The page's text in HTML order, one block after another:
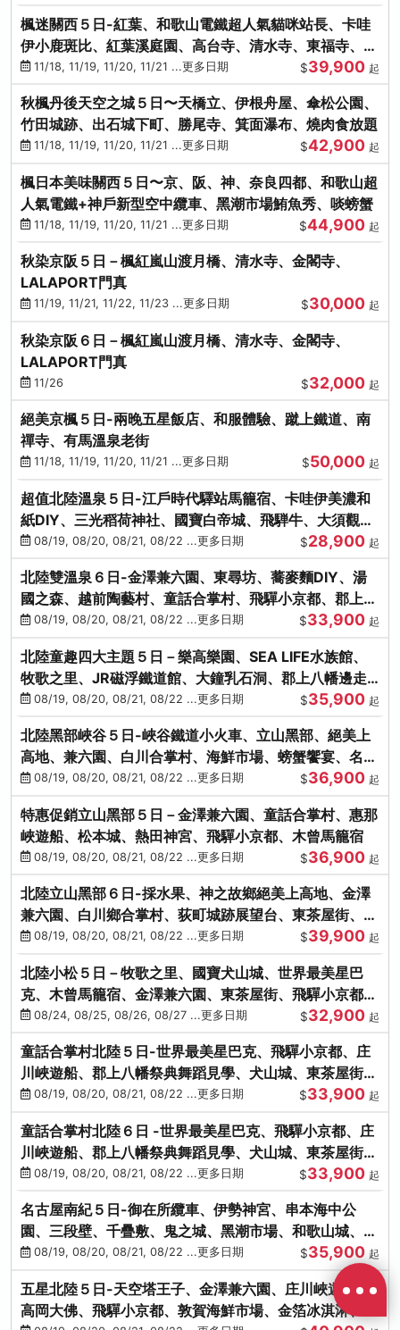
楓迷關西５日-紅葉、和歌山電鐵超人氣貓咪站長、卡哇
伊小鹿斑比、紅葉溪庭園、高台寺、清水寺、東福寺、伊
勢龍蝦+和牛
11/18, 11/19, 11/20, 11/21 ...更多日期 $39,900 起
秋楓丹後天空之城５日〜天橋立、伊根舟屋、傘松公園、
竹田城跡、出石城下町、勝尾寺、箕面瀑布、燒肉食放題
11/18, 11/19, 11/20, 11/21 ...更多日期 $42,900 起
楓日本美味關西５日〜京、阪、神、奈良四都、和歌山超
人氣電鐵+神戶新型空中纜車、黑潮市場鮪魚秀、啖螃蟹
11/18, 11/19, 11/20, 11/21 ...更多日期 $44,900 起
秋染京阪５日－楓紅嵐山渡月橋、清水寺、金閣寺、
LALAPORT門真
11/19, 11/21, 11/22, 11/23 ...更多日期 $30,000 起
秋染京阪６日－楓紅嵐山渡月橋、清水寺、金閣寺、
LALAPORT門真
11/26 $32,000 起
絕美京楓５日-兩晚五星飯店、和服體驗、蹴上鐵道、南
禪寺、有馬溫泉老街
11/18, 11/19, 11/20, 11/21 ...更多日期 $50,000 起
超值北陸溫泉５日-江戶時代驛站馬籠宿、卡哇伊美濃和
紙DIY、三光稻荷神社、國寶白帝城、飛騨牛、大須觀音
街、下呂溫泉
08/19, 08/20, 08/21, 08/22 ...更多日期 $28,900 起
北陸雙溫泉６日-金澤兼六園、東尋坊、蕎麥麵DIY、湯
國之森、越前陶藝村、童話合掌村、飛驒小京都、郡上八
幡08/19, 08/20, 08/21, 08/22 ...更多日期 $33,900 起
北陸童趣四大主題５日－樂高樂園、SEA LIFE水族館、
牧歌之里、JR磁浮鐵道館、大鐘乳石洞、郡上八幡邊走
邊吃08/19, 08/20, 08/21, 08/22 ...更多日期 $35,900 起
北陸黑部峽谷５日-峽谷鐵道小火車、立山黑部、絕美上
高地、兼六園、白川合掌村、海鮮市場、螃蟹饗宴、名湯
雙溫泉
08/19, 08/20, 08/21, 08/22 ...更多日期 $36,900 起
特惠促銷立山黑部５日－金澤兼六園、童話合掌村、惠那
峽遊船、松本城、熱田神宮、飛驒小京都、木曾馬籠宿
08/19, 08/20, 08/21, 08/22 ...更多日期 $36,900 起
北陸立山黑部６日-採水果、神之故鄉絕美上高地、金澤
兼六園、白川鄉合掌村、荻町城跡展望台、東茶屋街、名
花之里絢爛花海
08/19, 08/20, 08/21, 08/22 ...更多日期 $39,900 起
北陸小松５日－牧歌之里、國寶犬山城、世界最美星巴
克、木曾馬籠宿、金澤兼六園、東茶屋街、飛驒小京都、
白川鄉合掌村
08/24, 08/25, 08/26, 08/27 ...更多日期 $32,900 起
童話合掌村北陸５日-世界最美星巴克、飛驒小京都、庄
川峽遊船、郡上八幡祭典舞蹈見學、犬山城、東茶屋街、
松葉蟹、金箔冰淇淋
08/19, 08/20, 08/21, 08/22 ...更多日期 $33,900 起
童話合掌村北陸６日 -世界最美星巴克、飛驒小京都、庄
川峽遊船、郡上八幡祭典舞蹈見學、犬山城、東茶屋街、
松葉蟹、金箔冰淇淋
08/19, 08/20, 08/21, 08/22 ...更多日期 $33,900 起
名古屋南紀５日-御在所纜車、伊勢神宮、串本海中公
園、三段壁、千疊敷、鬼之城、黑潮市場、和歌山城、伊
勢龍蝦溫泉
08/19, 08/20, 08/21, 08/22 ...更多日期 $35,900 起
五星北陸５日-天空塔王子、金澤兼六園、庄川峽遊船、
高岡大佛、飛驒小京都、敦賀海鮮市場、金箔冰淇淋、鰻